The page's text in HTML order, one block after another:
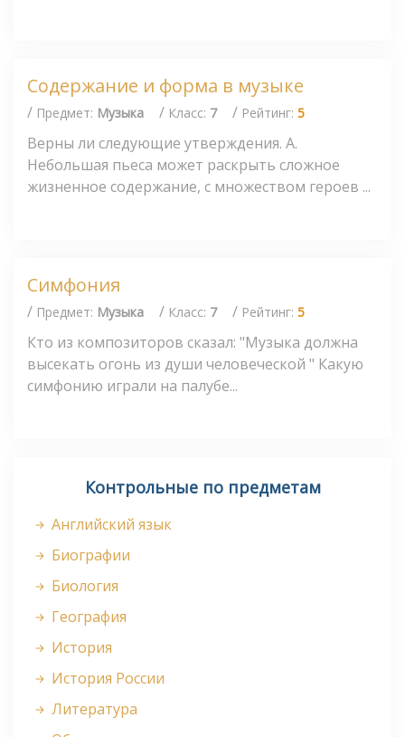
Содержание и форма в музыке
/ Предмет: Музыка / Класс: 7 / Рейтинг: 5
Верны ли следующие утверждения. А.
Небольшая пьеса может раскрыть сложное
жизненное содержание, с множеством героев ...
Симфония
/ Предмет: Музыка / Класс: 7 / Рейтинг: 5
Кто из композиторов сказал: "Музыка должна
высекать огонь из души человеческой " Какую
симфонию играли на палубе...
Контрольные по предметам
Английский язык
Биографии
Биология
География
История
История России
Литература